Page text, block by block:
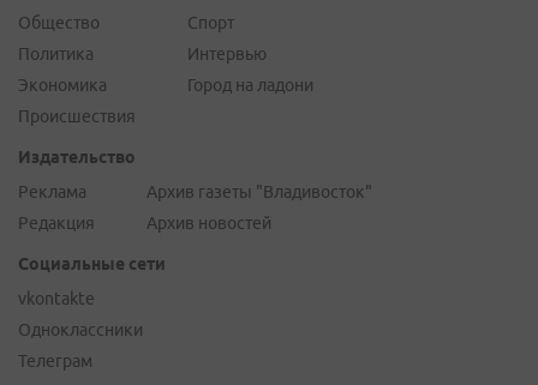
Общество
Политика
Экономика
Происшествия
Спорт
Интервью
Город на ладони
Издательство
Реклама
Редакция
Архив газеты "Владивосток"
Архив новостей
Социальные сети
vkontakte
Одноклассники
Телеграм